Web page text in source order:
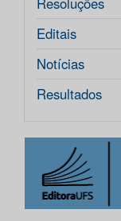
Editais
Notícias
Resultados